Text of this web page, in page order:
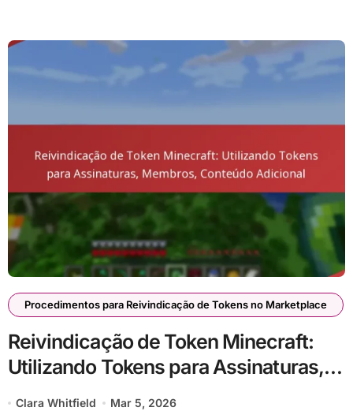
Procedimentos para Reivindicação de Tokens no Marketplace
Reivindicação de Token Minecraft:
Utilizando Tokens para Assinaturas,
Membros, Conteúdo Adicional
Clara Whitfield Mar 5, 2026